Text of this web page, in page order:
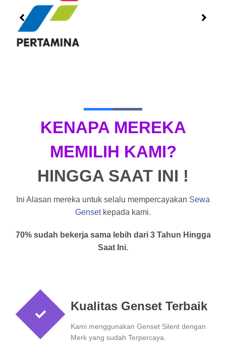
KENAPA MEREKA
MEMILIH KAMI?
HINGGA SAAT INI !
Ini Alasan mereka untuk selalu mempercayakan Sewa
Gensetkepada kami.
70% sudah bekerja sama lebih dari 3 Tahun Hingga
Saat Ini.
Kualitas Genset Terbaik
Kami menggunakan Genset Silent dengan
Merk yang sudah Terpercaya.